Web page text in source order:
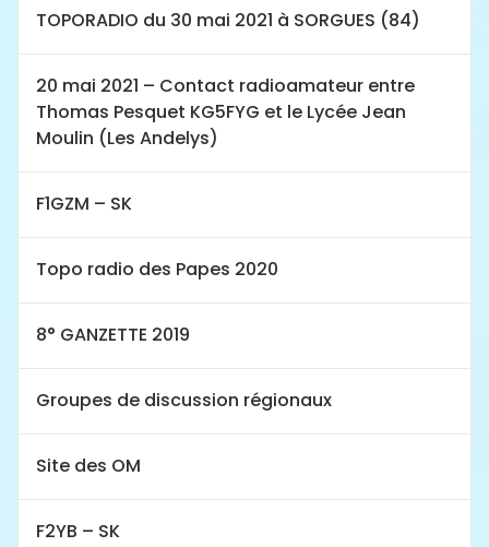
TOPORADIO du 30 mai 2021 à SORGUES (84)
20 mai 2021 – Contact radioamateur entre
Thomas Pesquet KG5FYG et le Lycée Jean
Moulin (Les Andelys)
F1GZM – SK
Topo radio des Papes 2020
8° GANZETTE 2019
Groupes de discussion régionaux
Site des OM
F2YB – SK